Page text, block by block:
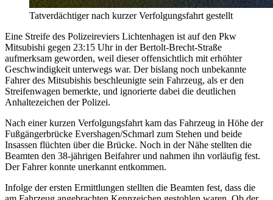
Tatverdächtiger nach kurzer Verfolgungsfahrt gestellt
Eine Streife des Polizeireviers Lichtenhagen ist auf den Pkw
Mitsubishi gegen 23:15 Uhr in der Bertolt-Brecht-Straße
aufmerksam geworden, weil dieser offensichtlich mit erhöhter
Geschwindigkeit unterwegs war. Der bislang noch unbekannte
Fahrer des Mitsubishis beschleunigte sein Fahrzeug, als er den
Streifenwagen bemerkte, und ignorierte dabei die deutlichen
Anhaltezeichen der Polizei.
Nach einer kurzen Verfolgungsfahrt kam das Fahrzeug in Höhe der
Fußgängerbrücke Evershagen/Schmarl zum Stehen und beide
Insassen flüchten über die Brücke. Noch in der Nähe stellten die
Beamten den 38-jährigen Beifahrer und nahmen ihn vorläufig fest.
Der Fahrer konnte unerkannt entkommen.
Infolge der ersten Ermittlungen stellten die Beamten fest, dass die